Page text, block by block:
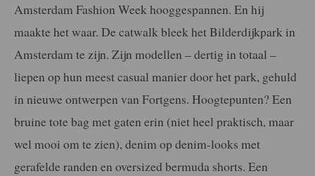
Amsterdam Fashion Week hooggespannen. En hij
maakte het waar. De catwalk bleek het Bilderdijkpark in
Amsterdam te zijn. Zijn modellen – dertig in totaal –
liepen op hun meest casual manier door het park, gehuld
in nieuwe ontwerpen van Fortgens. Hoogtepunten? Een
bruine tote bag met gaten erin (niet heel praktisch, maar
wel mooi om te zien), denim op denim-looks met
gerafelde randen en oversized bermuda shorts. Een